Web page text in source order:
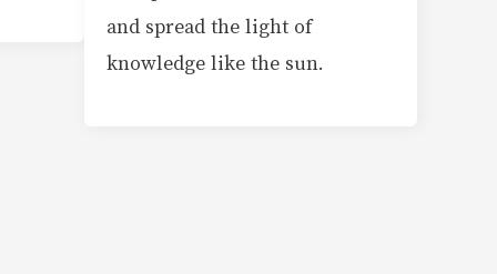
and spread the light of
knowledge like the sun.